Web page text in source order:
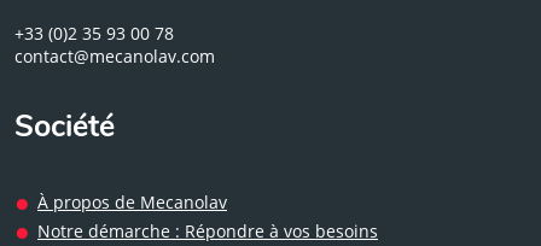
+33 (0)2 35 93 00 78
contact@mecanolav.com
Société
À propos de Mecanolav
Notre démarche : Répondre à vos besoins